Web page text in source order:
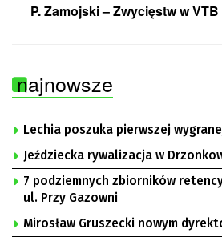
P. Zamojski – Zwycięstw w
najnowsze
Lechia poszuka pierwszej
Jeździecka rywalizacja w
7 podziemnych zbiorników
ul. Przy Gazowni
Mirosław Gruszecki nowym